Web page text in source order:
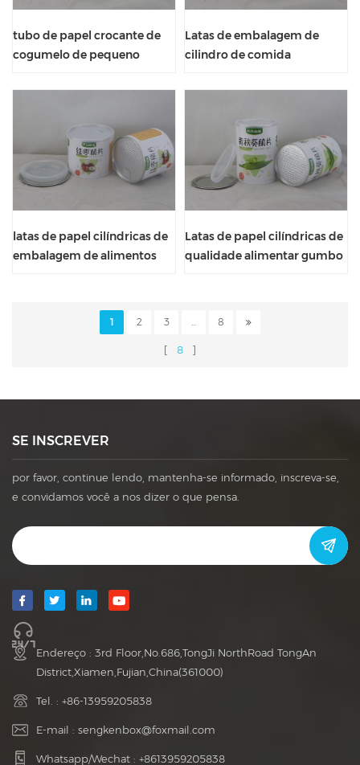
tubo de papel crocante de
cogumelo de pequeno
vedação
Latas de embalagem de
cilindro de comida
abóbora de tamanho
latas de papel cilíndricas de
embalagem de alimentos
Latas de papel cilíndricas de
qualidade alimentar gumbo
1 2 3 ... 8
8
SE INSCREVER
por favor, continue lendo, mantenha-se informado, inscreva-se,
e convidamos você a nos dizer o que pensa.
Endereço : 3rd Floor,No.686,TongJi NorthRoad TongAn
District,Xiamen,Fujian,China(361000)
Tel. : +86-13959205838
E-mail : sengkenbox@foxmail.com
Whatsapp/Wechat : +8613959205838